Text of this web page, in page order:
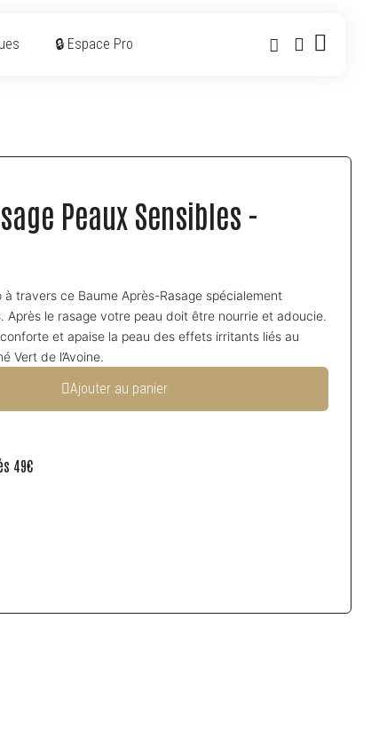
🔒 Espace Pro
Peaux Sensibles -
à travers ce Baume Après-Rasage spécialement
Après le rasage votre peau doit être nourrie et adoucie.
et apaise la peau des effets irritants liés au
Vert de l’Avoine.
Ajouter au panier
49€